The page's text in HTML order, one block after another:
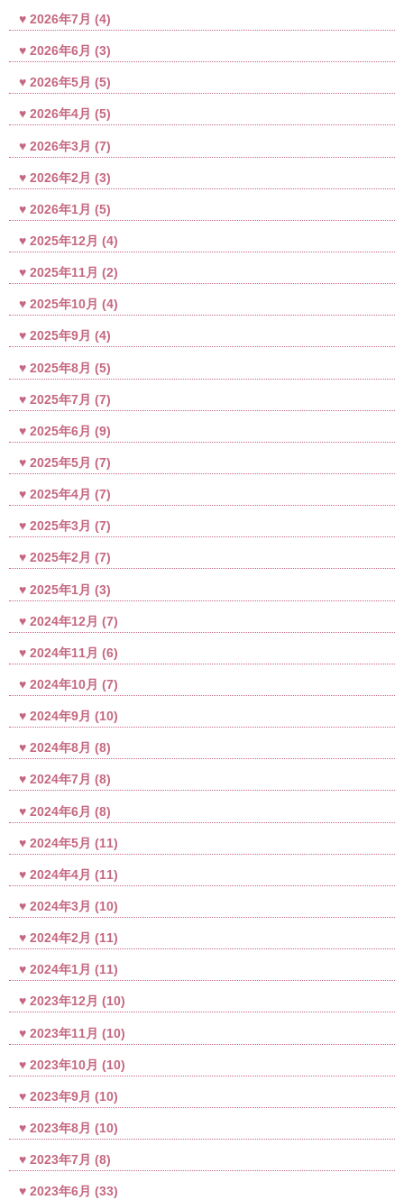
2026年7月 (4)
2026年6月 (3)
2026年5月 (5)
2026年4月 (5)
2026年3月 (7)
2026年2月 (3)
2026年1月 (5)
2025年12月 (4)
2025年11月 (2)
2025年10月 (4)
2025年9月 (4)
2025年8月 (5)
2025年7月 (7)
2025年6月 (9)
2025年5月 (7)
2025年4月 (7)
2025年3月 (7)
2025年2月 (7)
2025年1月 (3)
2024年12月 (7)
2024年11月 (6)
2024年10月 (7)
2024年9月 (10)
2024年8月 (8)
2024年7月 (8)
2024年6月 (8)
2024年5月 (11)
2024年4月 (11)
2024年3月 (10)
2024年2月 (11)
2024年1月 (11)
2023年12月 (10)
2023年11月 (10)
2023年10月 (10)
2023年9月 (10)
2023年8月 (10)
2023年7月 (8)
2023年6月 (33)